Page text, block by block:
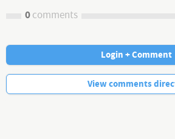
0comments
No more
Login + Comment
View comments